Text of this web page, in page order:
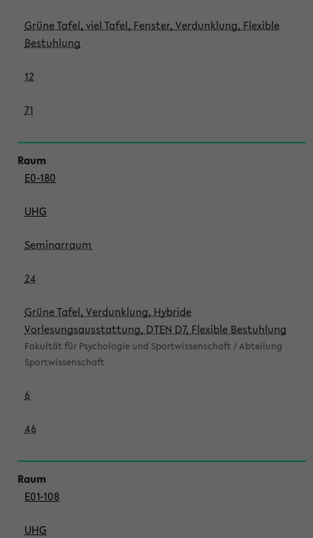
Grüne Tafel, viel Tafel, Fenster, Verdunklung, Flexible
Bestuhlung
12
71
E0-180
UHG
Seminarraum
24
Grüne Tafel, Verdunklung, Hybride
Vorlesungsausstattung, DTEN D7, Flexible Bestuhlung
Fakultät für Psychologie und Sportwissenschaft / Abteilung
Sportwissenschaft
6
46
E01-108
UHG